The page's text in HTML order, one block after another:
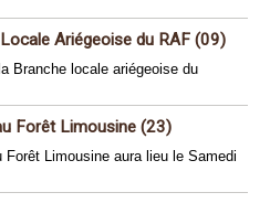
Ariégeoise du RAF (09)
Branche locale ariégeoise du
Forêt Limousine (23)
Forêt Limousine aura lieu le Samedi